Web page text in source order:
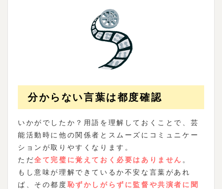
分からない言葉は都度確認
いかがでしたか？用語を理解しておくことで、芸
能活動時に他の関係者とスムーズにコミュニケー
ションが取りやすくなります。
ただ全て完璧に覚えておく必要はありません 。
もし意味が理解できているか不安な言葉があれ
ば、その都度恥ずかしがらずに監督や共演者に聞